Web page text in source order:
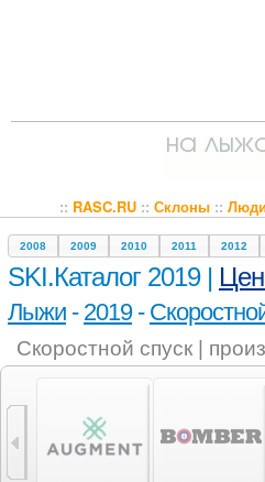
:: RASC.RU:: Склоны::
2008 2009 2010 2011 2012
SKI.Каталог 2019 |
Лыжи - 2019-
Скоростной спуск |